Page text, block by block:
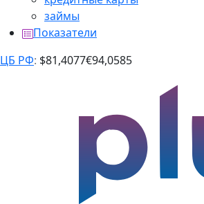
займы
Показатели
ЦБ РФ: $81,4077€94,0585